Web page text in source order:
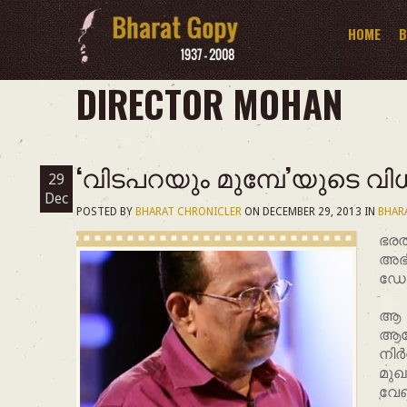
HOME
DIRECTOR MOHAN
29
Dec
‘വിടപറയും മുമ്പേ’യുടെ
POSTED BY BHARAT CHRONICLER ON DECEMBER 29, 2013 IN
ആ